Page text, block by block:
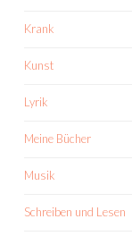
Krank
Kunst
Lyrik
Meine Bücher
Musik
Schreiben und Lesen